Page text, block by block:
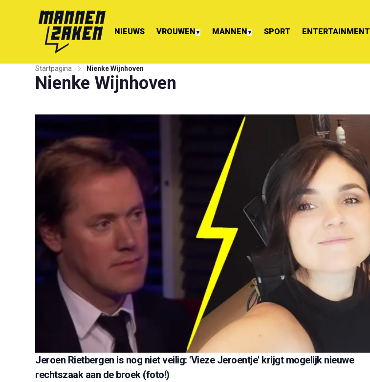
NIEUWS VROUWEN ▼ MANNEN ▼ SPORT ENTERTAINMENT
Startpagina Nienke Wijnhoven
Nienke Wijnhoven
Jeroen Rietbergen is nog niet veilig: 'Vieze Jeroentje' krijgt mogelijk nieuwe
rechtszaak aan de broek (foto!)